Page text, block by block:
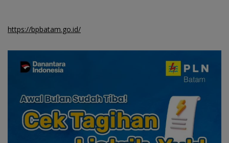
https://bpbatam.go.id/